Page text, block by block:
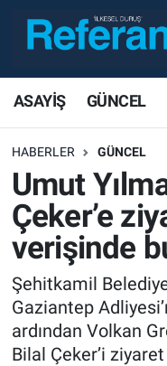
ASAYİŞ GÜNCEL
HABERLER GÜNCEL
Umut
Çeker’e
verişinde
Şehitkamil
Gaziantep
ardından Volkan
Bilal Çeker’i